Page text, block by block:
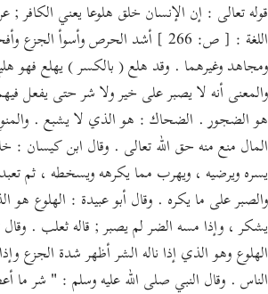
قوله تعالى : إن الإنسان خلق هلوعا يعني الكافر
اللغة : [ ص: 266 ] أشد الحرص وأسوأ
ومجاهد وغيرهما . وقد هلع ( بالكسر ) يهلع فهو
والمعنى أنه لا يصبر على خير ولا شر حتى يفعل
هو الضجور . الضحاك : هو الذي لا يشبع .
المال منع منه حق الله تعالى . وقال ابن كيسان :
يسره ويرضيه ، ويهرب مما يكرهه ويسخطه ، ثم
والصبر على ما يكره . وقال أبو عبيدة : الهلوع هو
يشكر ، وإذا مسه الضر لم يصبر ; قاله ثعلب .
الهلوع وهو الذي إذا ناله الشر أظهر شدة الجزع
الناس . وقال النبي صلى الله عليه وسلم : " شر ما